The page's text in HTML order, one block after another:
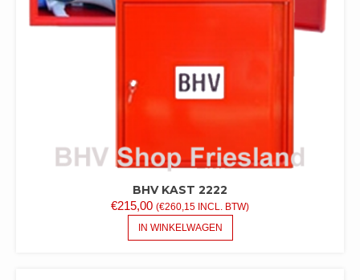
BHV KAST 2222
€215,00 (€260,15 INCL. BTW)
IN WINKELWAGEN